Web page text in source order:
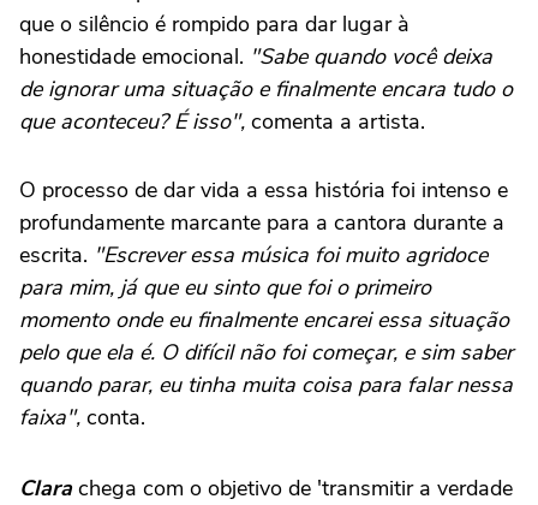
que o silêncio é rompido para dar lugar à
honestidade emocional. "Sabe quando você deixa
de ignorar uma situação e finalmente encara tudo o
que aconteceu? É isso", comenta a artista.
O processo de dar vida a essa história foi intenso e
profundamente marcante para a cantora durante a
escrita. "Escrever essa música foi muito agridoce
para mim, já que eu sinto que foi o primeiro
momento onde eu finalmente encarei essa situação
pelo que ela é. O difícil não foi começar, e sim saber
quando parar, eu tinha muita coisa para falar nessa
faixa", conta.
Clarachega com o objetivo de 'transmitir a verdade